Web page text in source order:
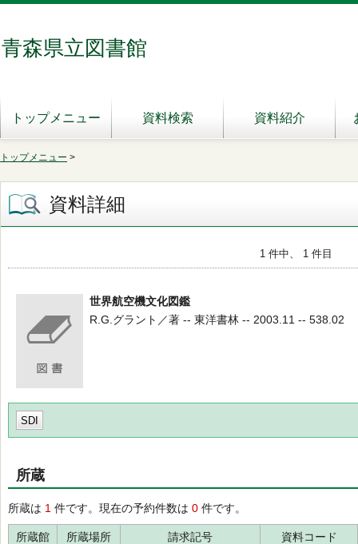
青森県立図書館
トップメニュー 資料検索 資料紹介
トップメニュー >
資料詳細
1 件中、 1 件目
世界航空機文化図鑑
R.G.グラント／著 -- 東洋書林 -- 2003.11 -- 538.02
SDI
所蔵
所蔵は 1 件です。現在の予約件数は 0 件です。
所蔵館 所蔵場所 請求記号 資料コード